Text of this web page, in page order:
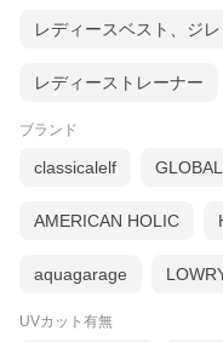
レディースベスト、ジレ
レディーストレーナー
ブランド
classicalelf
AMERICAN HOLIC
aquagarage
UVカット有無